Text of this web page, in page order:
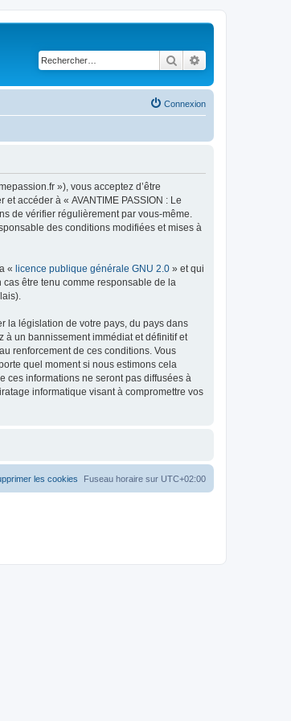
Rechercher
Connexion
»), vous acceptez d’être
accéder à « AVANTIME PASSION : Le
de vérifier régulièrement par vous-même.
des conditions modifiées et mises à
« licence publique générale GNU 2.0 » et qui
être tenu comme responsable de la
la législation de votre pays, du pays dans
à un bannissement immédiat et définitif et
renforcement de ces conditions. Vous
quel moment si nous estimons cela
ces informations ne seront pas diffusées à
informatique visant à compromettre vos
Fuseau horaire sur UTC+02:00
les cookies